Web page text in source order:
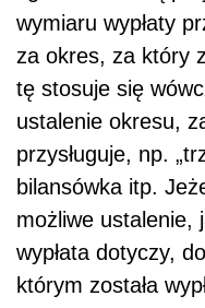
wymiaru wypłaty
za okres, za który
tę stosuje się
ustalenie okresu,
przysługuje, np.
bilansówka itp.
możliwe ustalenie,
wypłata dotyczy,
którym została